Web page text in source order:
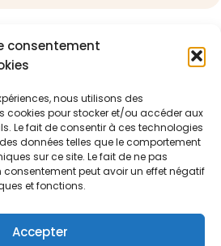
consentement
nous utilisons des
cookies pour stocker et/ou accéder aux
Le fait de consentir à ces technologies
données telles que le comportement
sur ce site. Le fait de ne pas
consentement peut avoir un effet négatif
et fonctions.
Accepter
de
Management
& soft skills
Qualité
CSE